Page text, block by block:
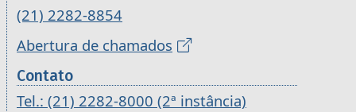
(21) 2282-8854
Abertura de chamados
Contato
Tel.: (21) 2282-8000 (2ª instância)